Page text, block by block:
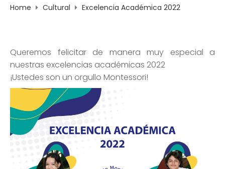
Home Cultural Excelencia Académica 2022
Queremos felicitar de manera muy especial a
nuestras excelencias académicas 2022
¡Ustedes son un orgullo Montessori!